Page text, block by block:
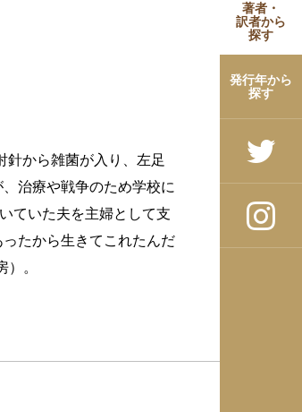
著者・
訳者から
探す
発行年から
探す
針から雑菌が入り、左足
治療や戦争のため学校に
ていた夫を主婦として支
たから生きてこれたんだ
。